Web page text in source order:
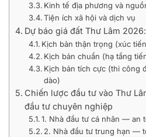
Kinh tế địa phương và
Tiện ích xã hội và dịch vụ
Dự báo giá đất Thư Lâm
Kịch bản thận trọng (xúc
Kịch bản chuẩn (hạ tầng
Kịch bản tích cực (thi công
dào)
Chiến lược đầu tư vào Thư
đầu tư chuyên nghiệp
1. Nhà đầu tư cá nhân — an
2. Nhà đầu tư trung hạn —